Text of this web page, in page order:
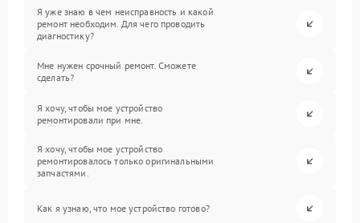
Я уже знаю в чем неисправность и какой
ремонт необходим. Для чего проводить
диагностику?
Мне нужен срочный ремонт. Сможете
сделать?
Я хочу, чтобы мое устройство
ремонтировали при мне.
Я хочу, чтобы мое устройство
ремонтировалось только оригинальными
запчастями.
Как я узнаю, что мое устройство готово?